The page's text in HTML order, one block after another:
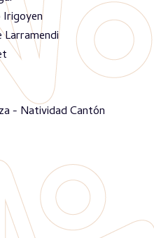
Irigoyen
Larramendi
- Natividad Cantón